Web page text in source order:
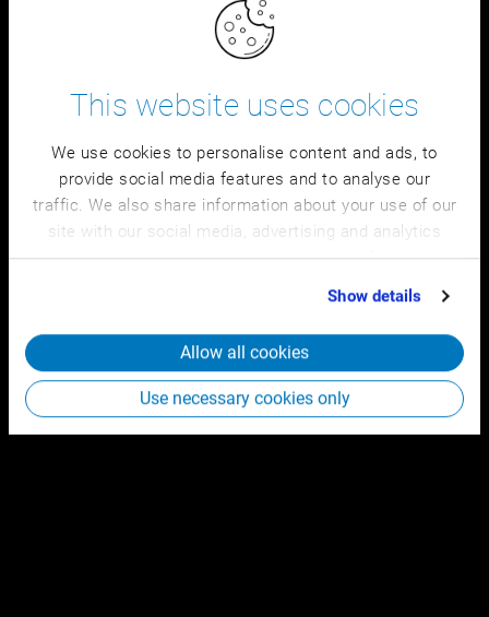
This website uses cookies
We use cookies to personalise content and ads, to
provide social media features and to analyse our
traffic. We also share information about your use of our
site with our social media, advertising and analytics
partners who may combine it with other information
that you’ve provided to them or that they’ve collected
Show details
Allow all cookies
Use necessary cookies only